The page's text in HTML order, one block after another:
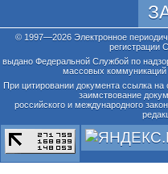
© 1997—2026 Электронное
выдано Федеральной Службой по
массовых коммуникаций
При цитировании документа ссылка на
заимствование
российского и международного